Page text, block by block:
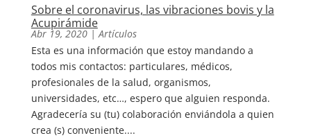
Sobre el coronavirus, las vibraciones bovis y la
Acupirámide
Abr 19, 2020|Artículos
Esta es una información que estoy mandando a
todos mis contactos: particulares, médicos,
profesionales de la salud, organismos,
universidades, etc…, espero que alguien responda.
Agradecería su (tu) colaboración enviándola a quien
crea (s) conveniente....